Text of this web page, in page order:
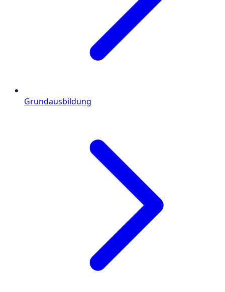
Grundausbildung